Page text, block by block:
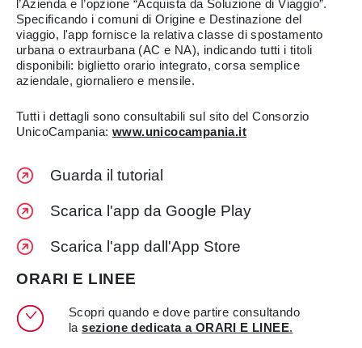
l’Azienda e l’opzione “Acquista da Soluzione di Viaggio”.
Specificando i comuni di Origine e Destinazione del
viaggio, l'app fornisce la relativa classe di spostamento
urbana o extraurbana (AC e NA), indicando tutti i titoli
disponibili: biglietto orario integrato, corsa semplice
aziendale, giornaliero e mensile.
Tutti i dettagli sono consultabili sul sito del Consorzio
UnicoCampania:www.unicocampania.it
Guarda il tutorial
Scarica l'app da Google Play
Scarica l'app dall'App Store
ORARI E LINEE
Scopri quando e dove partire consultando
lasezione dedicata a ORARI E LINEE.